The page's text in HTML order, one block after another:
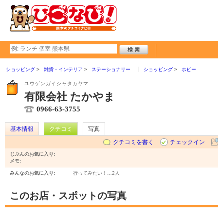
ショッピング 雑貨・インテリア ステーショナリー ショッピング ホビー
ユウゲンガイシャタカヤマ
有限会社 たかやま
0966-63-3755
基本情報 クチコミ
写真
クチコミを書く
チェックイン
じぶんのお気に入り:
メモ:
みんなのお気に入り: 行ってみたい！… 2人
このお店・スポットの写真